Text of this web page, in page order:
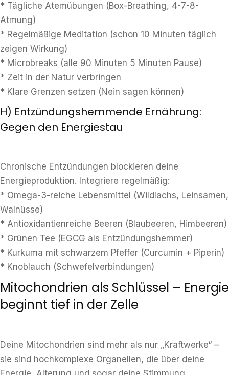
* Tägliche Atemübungen (Box-Breathing, 4-7-8-
Atmung)
* Regelmäßige Meditation (schon 10 Minuten täglich
zeigen Wirkung)
* Microbreaks (alle 90 Minuten 5 Minuten Pause)
* Zeit in der Natur verbringen
* Klare Grenzen setzen (Nein sagen können)
H) Entzündungshemmende Ernährung:
Gegen den Energiestau
Chronische Entzündungen blockieren deine
Energieproduktion. Integriere regelmäßig:
* Omega-3-reiche Lebensmittel (Wildlachs, Leinsamen,
Walnüsse)
* Antioxidantienreiche Beeren (Blaubeeren, Himbeeren)
* Grünen Tee (EGCG als Entzündungshemmer)
* Kurkuma mit schwarzem Pfeffer (Curcumin + Piperin)
* Knoblauch (Schwefelverbindungen)
Mitochondrien als Schlüssel – Energie
beginnt tief in der Zelle
Deine Mitochondrien sind mehr als nur „Kraftwerke“ –
sie sind hochkomplexe Organellen, die über deine